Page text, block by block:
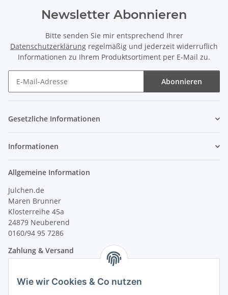
Wie wir Cookies & Co nutzen
Newsletter Abonnieren
Bitte senden Sie mir entsprechend Ihrer
Datenschutzerklärung regelmäßig und jederzeit widerruflich
Informationen zu Ihrem Produktsortiment per E-Mail zu.
Abonnieren
Gesetzliche Informationen
Informationen
Allgemeine Information
Julchen.de
Maren Brunner
Klosterreihe 45a
24879 Neuberend
0160/94 95 7286
Zahlung & Versand